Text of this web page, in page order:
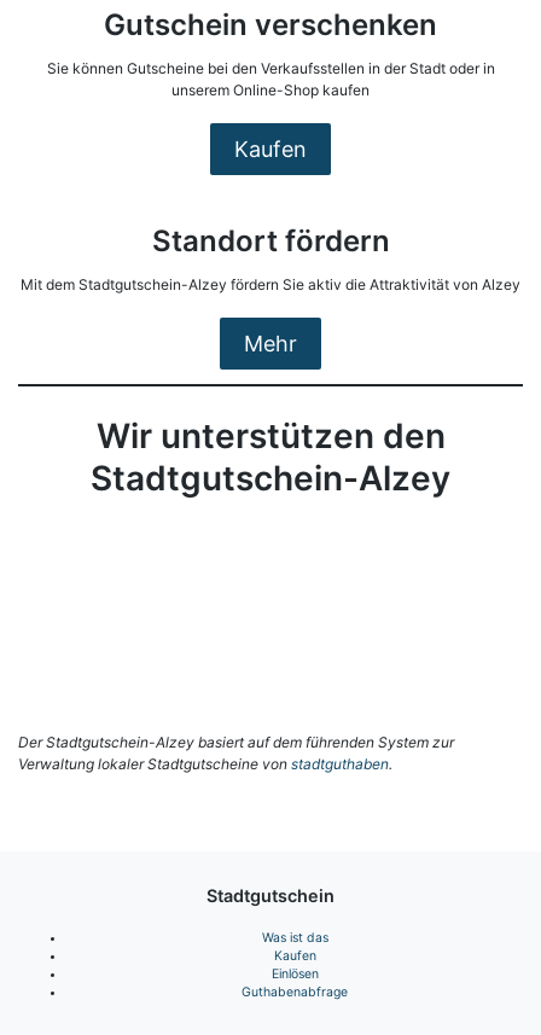
Gutschein verschenken
Sie können Gutscheine bei den Verkaufsstellen in der Stadt oder in
unserem Online-Shop kaufen
Kaufen
Standort fördern
Mit dem Stadtgutschein-Alzey fördern Sie aktiv die Attraktivität von Alzey
Mehr
Wir unterstützen den
Stadtgutschein-Alzey
Der Stadtgutschein-Alzey basiert auf dem führenden System zur
Verwaltung lokaler Stadtgutscheine von stadtguthaben.
Stadtgutschein
Was ist das
Kaufen
Einlösen
Guthabenabfrage